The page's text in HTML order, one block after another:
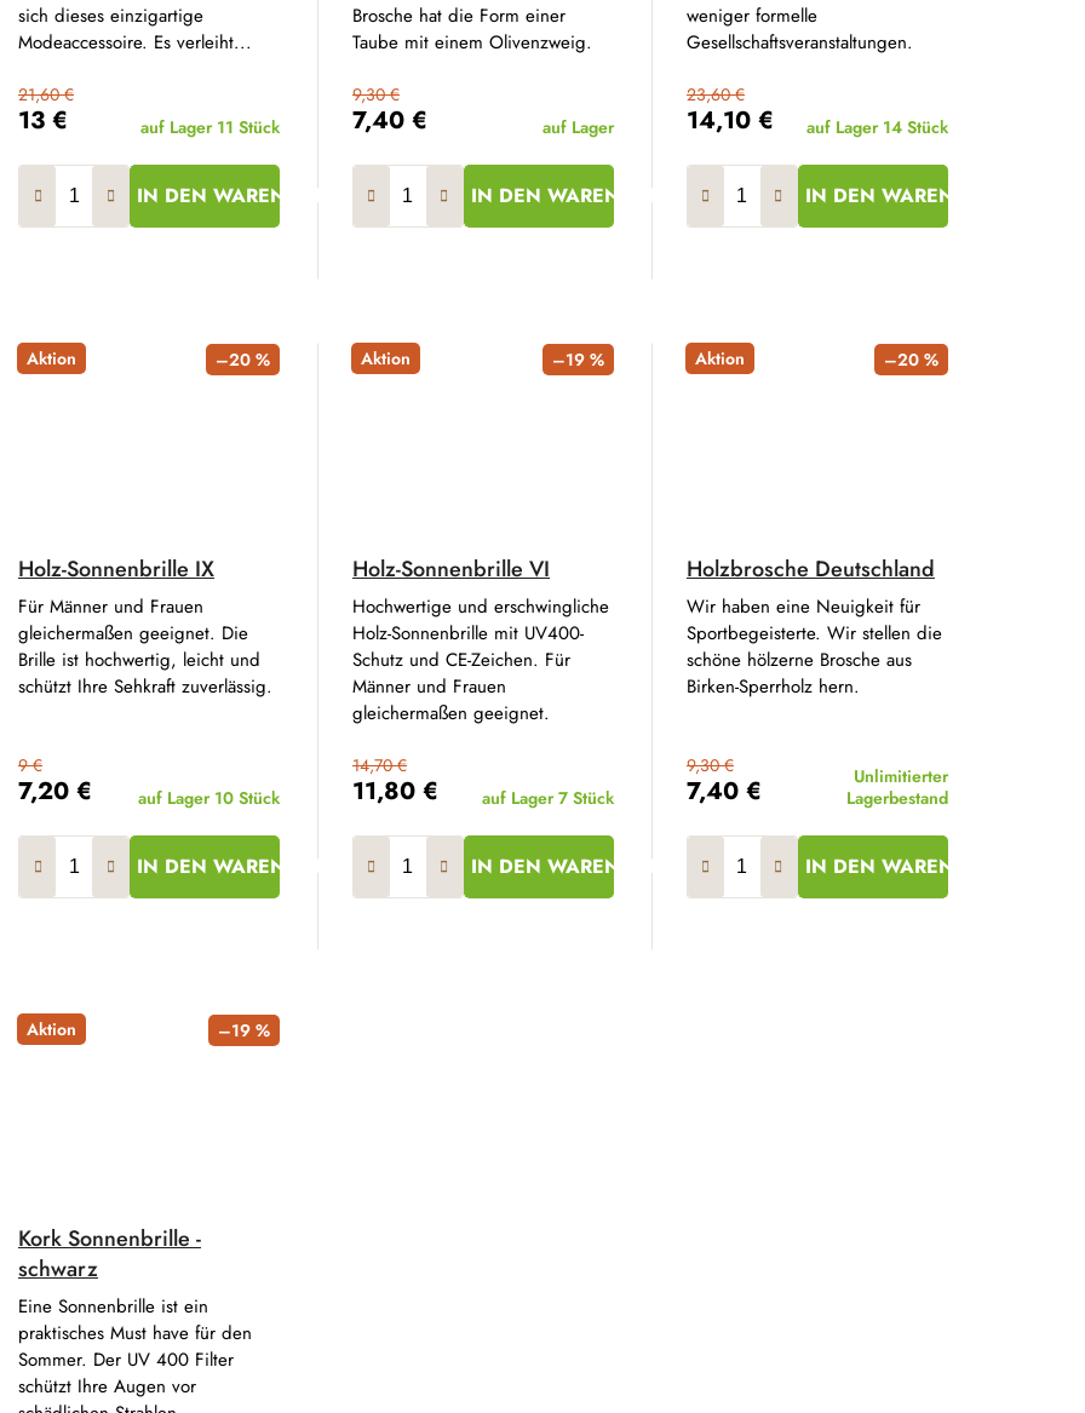
13 €
21,60 €
auf Lager 11 Stück
IN DEN WARENKORB
sich dieses einzigartige
Modeaccessoire. Es verleiht...
7,40 €
9,30 €
auf Lager
IN DEN WARENKORB
Brosche hat die Form einer
Taube mit einem Olivenzweig.
14,10 €
23,60 €
auf Lager 14 Stück
IN DEN WARENKORB
weniger formelle
Gesellschaftsveranstaltungen.
Aktion –20 %
Holz-Sonnenbrille IX
7,20 €
9 €
auf Lager 10 Stück
IN DEN WARENKORB
Für Männer und Frauen
gleichermaßen geeignet. Die
Brille ist hochwertig, leicht und
schützt Ihre Sehkraft zuverlässig.
Aktion –19 %
Holz-Sonnenbrille VI
11,80 €
14,70 €
auf Lager 7 Stück
IN DEN WARENKORB
Hochwertige und erschwingliche
Holz-Sonnenbrille mit UV400-
Schutz und CE-Zeichen. Für
Männer und Frauen
gleichermaßen geeignet.
Aktion –20 %
Holzbrosche Deutschland
7,40 €
9,30 €
Unlimitierter
Lagerbestand
IN DEN WARENKORB
Wir haben eine Neuigkeit für
Sportbegeisterte. Wir stellen die
schöne hölzerne Brosche aus
Birken-Sperrholz hern.
Aktion –19 %
Kork Sonnenbrille -
schwarz
Eine Sonnenbrille ist ein
praktisches Must have für den
Sommer. Der UV 400 Filter
schützt Ihre Augen vor